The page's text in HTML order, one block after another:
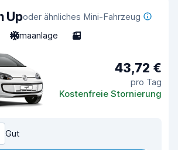
Upoder ähnliches Mini-Fahrzeug
Klimaanlage 3
43,72 €
pro Tag
Kostenfreie Stornierung
Gut